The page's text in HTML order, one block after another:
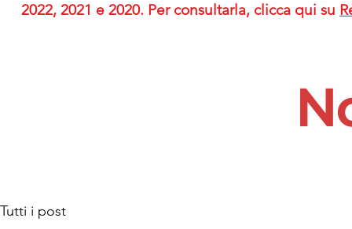
2022, 2021 e 2020. Per consultarla, clicca qui su
Tutti i post